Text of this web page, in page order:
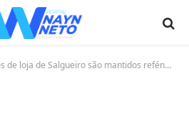
de Salgueiro são mantidos reféns por assaltantes